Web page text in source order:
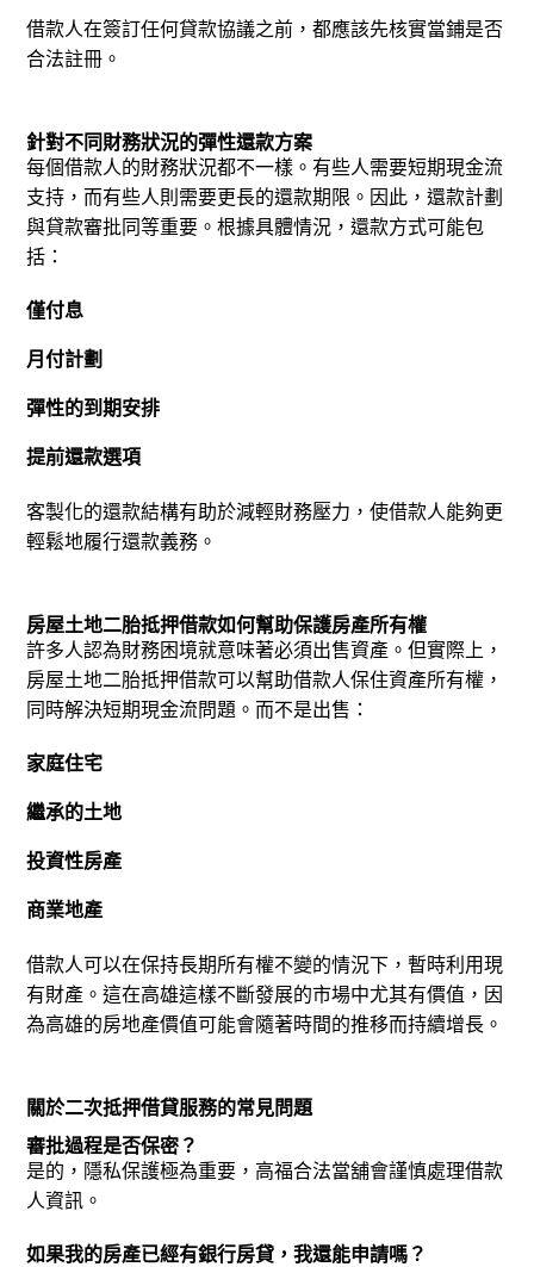
借款人在簽訂任何貸款協議之前，都應該先核實當鋪是否
合法註冊。
針對不同財務狀況的彈性還款方案
每個借款人的財務狀況都不一樣。 有些人需要短期現金流
支持，而有些人則需要更長的還款期限。因此，還款計劃
與貸款審批同等重要。根據具體情況，還款方式可能包
括：
僅付息
月付計劃
彈性的到期安排
提前還款選項
客製化的還款結構有助於減輕財務壓力，使借款人能夠更
輕鬆地履行還款義務。
房屋土地二胎抵押借款如何幫助保護房產所有權
許多人認為財務困境就意味著必須出售資產。但實際上，
房屋土地二胎抵押借款可以幫助借款人保住資產所有權，
同時解決短期現金流問題。 而不是出售：
家庭住宅
繼承的土地
投資性房產
商業地產
借款人可以在保持長期所有權不變的情況下，暫時利用現
有財產。這在高雄這樣不斷發展的市場中尤其有價值，因
為高雄的房地產價值可能會隨著時間的推移而持續增長。
關於二次抵押借貸服務的常見問題
審批過程是否保密？
是的，隱私保護極為重要，高福合法當舖會謹慎處理借款
人資訊。
如果我的房產已經有銀行房貸，我還能申請嗎？